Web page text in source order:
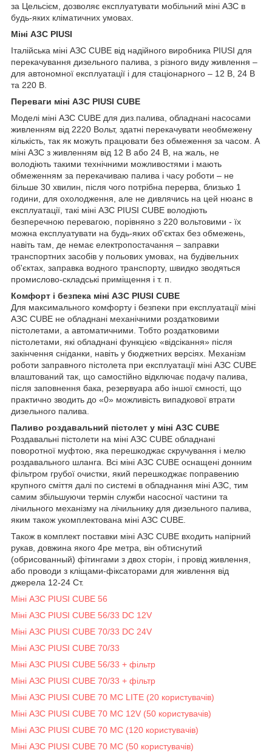
за Цельсієм, дозволяє експлуатувати мобільний міні АЗС в
будь-яких кліматичних умовах.
Міні АЗС PIUSI
Італійська міні АЗС CUBE від надійного виробника PIUSI для
перекачування дизельного палива, з різного виду живлення –
для автономної експлуатації і для стаціонарного – 12 В, 24 В
та 220 В.
Переваги міні АЗС PIUSI CUBE
Моделі міні АЗС CUBE для диз.палива, обладнані насосами
живленням від 2220 Вольт, здатні перекачувати необмежену
кількість, так як можуть працювати без обмеження за часом. А
міні АЗС з живленням від 12 В або 24 В, на жаль, не
володіють такими технічними можливостями і мають
обмеженням за перекачиваю палива і часу роботи – не
більше 30 хвилин, після чого потрібна перерва, близько 1
години, для охолодження, але не дивлячись на цей нюанс в
експлуатації, такі міні АЗС PIUSI CUBE володіють
безперечною перевагою, порівняно з 220 вольтовими - їх
можна експлуатувати на будь-яких об'єктах без обмежень,
навіть там, де немає електропостачання – заправки
транспортних засобів у польових умовах, на будівельних
об'єктах, заправка водного транспорту, швидко зводяться
промислово-складські приміщення і т. п.
Комфорт і безпека міні АЗС PIUSI CUBE
Для максимального комфорту і безпеки при експлуатації міні
АЗС CUBE не обладнані механічними роздатковими
пістолетами, а автоматичними. Тобто роздатковими
пістолетами, які обладнані функцією «відсікання» після
закінчення сніданки, навіть у бюджетних версіях. Механізм
роботи заправного пістолета при експлуатації міні АЗС CUBE
влаштований так, що самостійно відключає подачу палива,
після заповнення бака, резервуара або іншої ємності, що
практично зводить до «0» можливість випадкової втрати
дизельного палива.
Паливо роздавальний пістолет у міні АЗС CUBE
Роздавальні пістолети на міні АЗС CUBE обладнані
поворотної муфтою, яка перешкоджає скручування і мелю
роздавального шланга. Всі міні АЗС CUBE оснащені донним
фільтром грубої очистки, який перешкоджає поправению
крупного сміття далі по системі в обладнання міні АЗС, тим
самим збільшуючи термін служби насосної частини та
лічильного механізму на лічильнику для дизельного палива,
яким також укомплектована міні АЗС CUBE.
Також в комплект поставки міні АЗС CUBE входить напірний
рукав, довжина якого 4ре метра, він обтиснутий
(обрисованный) фітингами з двох сторін, і провід живлення,
або проводи з кліщами-фіксаторами для живлення від
джерела 12-24 Ст.
Міні АЗС PIUSI CUBE 56
Міні АЗС PIUSI CUBE 56/33 DC 12V
Міні АЗС PIUSI CUBE 70/33 DC 24V
Міні АЗС PIUSI CUBE 70/33
Міні АЗС PIUSI CUBE 56/33 + фільтр
Міні АЗС PIUSI CUBE 70/33 + фільтр
Міні АЗС PIUSI CUBE 70 MC LITE (20 користувачів)
Міні АЗС PIUSI CUBE 70 MC 12V (50 користувачів)
Міні АЗС PIUSI CUBE 70 MC (120 користувачів)
Міні АЗС PIUSI CUBE 70 MC (50 користувачів)